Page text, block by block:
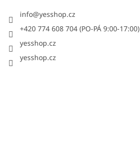
info@yesshop.cz
+420 774 608 704 (PO-PÁ 9:00-17:00)
yesshop.cz
yesshop.cz